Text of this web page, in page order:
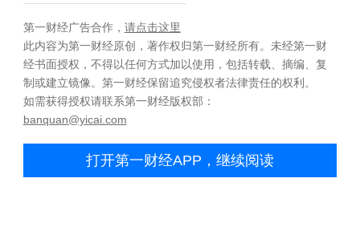
第一财经广告合作， 请点击这里
此内容为第一财经原创，著作权归第一财经所有。未经第一财
经书面授权，不得以任何方式加以使用，包括转载、摘编、复
制或建立镜像。第一财经保留追究侵权者法律责任的权利。
如需获得授权请联系第一财经版权部：
banquan@yicai.com
打开第一财经APP，继续阅读